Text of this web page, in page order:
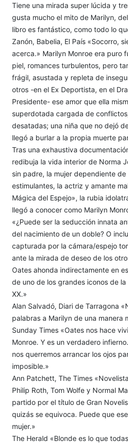
Tiene una mirada super lúcida y
gusta mucho el mito de Marilyn,
libro es fantástico, como todo lo
Zanón, Babelia, El País «Socorro,
acerca.» Marilyn Monroe era puro
piel, romances turbulentos, pero
frágil, asustada y repleta de
otros -en el Ex Deportista, en el
Presidente- ese amor que ella
superdotada cargada de
desatadas; una niña que no dejó
llegó a burlar a la propia muerte
Tras una exhaustiva
redibuja la vida interior de Norma
sin padre, la mujer dependiente
estimulantes, la actriz y amante
Mágica del Espejo», la rubia
llegó a conocer como Marilyn
«¿Puede ser la seducción innata
del nacimiento de un doble? O
capturada por la cámara/espejo
ante la mirada de deseo de los
Oates ahonda indirectamente en
de uno de los grandes iconos de
XX.»
Alan Salvadó, Diari de Tarragona
palabras a Marilyn de una manera
Sunday Times «Oates nos hace
Monroe. Y es un verdadero
nos querremos arrancar los ojos
imposible.»
Ann Patchett, The Times
Philip Roth, Tom Wolfe y Normal
partido por el título de Gran
quizás se equivoca. Puede que
mujer.»
The Herald «Blonde es lo que